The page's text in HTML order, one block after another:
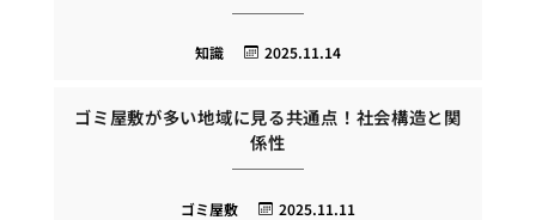
2025.11.14
知識
ゴミ屋敷が多い地域に見る共通点！社会構造と関
係性
2025.11.11
ゴミ屋敷